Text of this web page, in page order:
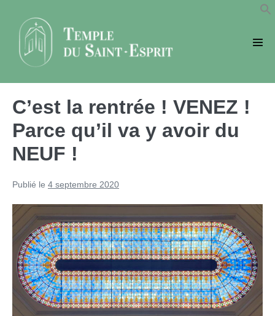
contenu
C’est la rentrée ! VENEZ !
Parce qu’il va y avoir du
NEUF !
Publié le 4 septembre 2020